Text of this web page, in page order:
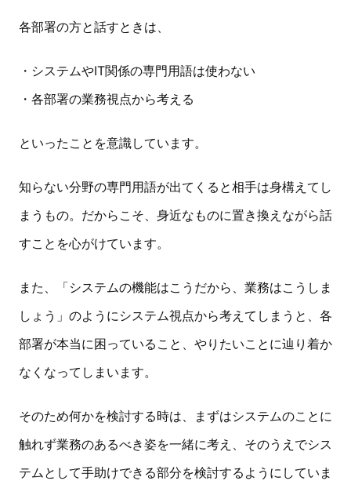
各部署の方と話すときは、
・システムやIT関係の専門用語は使わない
・各部署の業務視点から考える
といったことを意識しています。
知らない分野の専門用語が出てくると相手は身構えてし
まうもの。だからこそ、身近なものに置き換えながら話
すことを心がけています。
また、「システムの機能はこうだから、業務はこうしま
しょう」のようにシステム視点から考えてしまうと、各
部署が本当に困っていること、やりたいことに辿り着か
なくなってしまいます。
そのため何かを検討する時は、まずはシステムのことに
触れず業務のあるべき姿を一緒に考え、そのうえでシス
テムとして手助けできる部分を検討するようにしていま